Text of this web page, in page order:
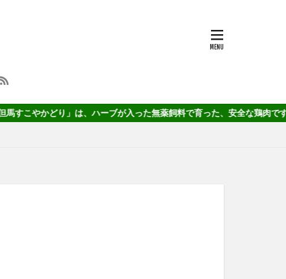
どり」は、ハーブが入った無薬飼料で育った、安全な鶏肉です。